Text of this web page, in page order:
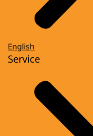
English
Service